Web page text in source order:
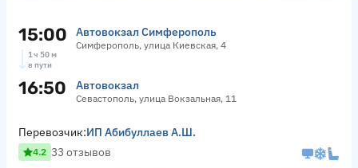
15:00 Автовокзал Симферополь
Симферополь, улица Киевская, 4
1 ч 50 м
в пути
16:50 Автовокзал
Севастополь, улица Вокзальная, 11
Перевозчик:ИП Абибуллаев А.Ш.
4.2 33 отзывов